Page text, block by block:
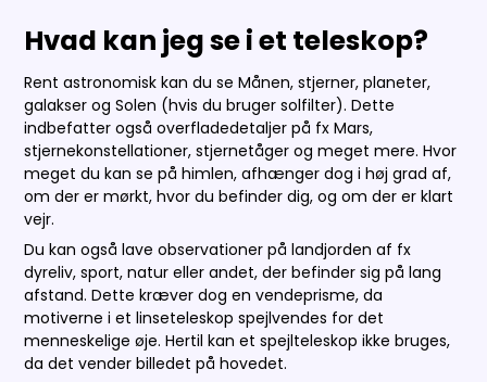
Hvad kan jeg se i et teleskop?
Rent astronomisk kan du se Månen, stjerner, planeter,
galakser og Solen (hvis du bruger solfilter). Dette
indbefatter også overfladedetaljer på fx Mars,
stjernekonstellationer, stjernetåger og meget mere. Hvor
meget du kan se på himlen, afhænger dog i høj grad af,
om der er mørkt, hvor du befinder dig, og om der er klart
vejr.
Du kan også lave observationer på landjorden af fx
dyreliv, sport, natur eller andet, der befinder sig på lang
afstand. Dette kræver dog en vendeprisme, da
motiverne i et linseteleskop spejlvendes for det
menneskelige øje. Hertil kan et spejlteleskop ikke bruges,
da det vender billedet på hovedet.